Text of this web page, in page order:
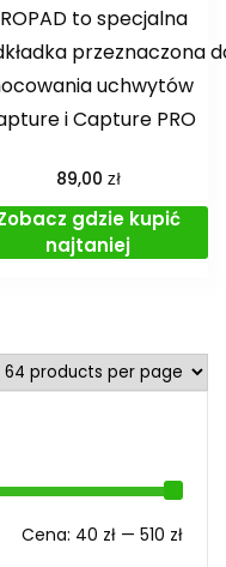
to specjalna
przeznaczona
uchwytów
i Capture PRO
89,00 zł
gdzie kupić
najtaniej
Cena
Cena
Cena: 40 zł — 510 zł